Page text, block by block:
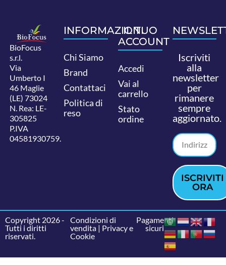
BioFocus
s.r.l.
Via
Umberto I
46 Maglie
(LE) 73024
N. Rea: LE-
305825
P.IVA
04581930759.
INFORMAZIONI
Chi Siamo
Brand
Contattaci
Politica di
reso
IL TUO
ACCOUNT
Accedi
Vai al
carrello
Stato
ordine
Iscriviti
alla
newsletter
per
rimanere
sempre
aggiornato.
ISCRIVITI
ORA
Copyright 2026 -
Tutti i diritti
riservati.
Condizioni di
vendita| Privacy e
Cookie
Pagamenti
sicuri